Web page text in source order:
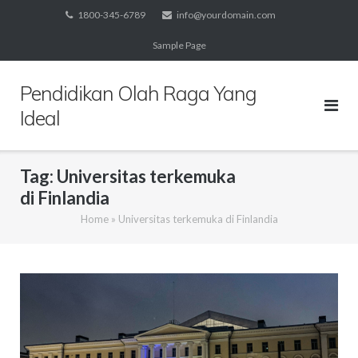
1800-345-6789 info@yourdomain.com
Sample Page
Pendidikan Olah Raga Yang
Ideal
Tag: Universitas terkemuka
di Finlandia
Home» Universitas terkemuka di Finlandia